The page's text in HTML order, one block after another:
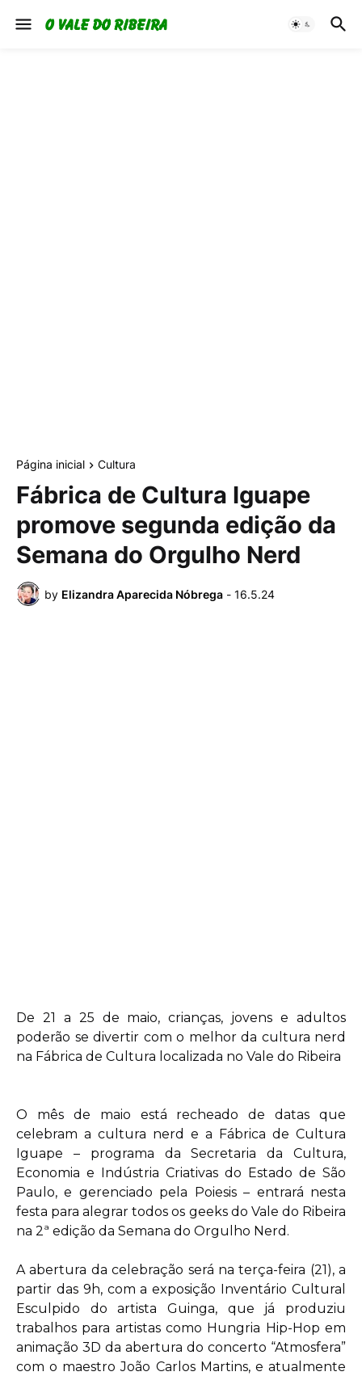
Página inicial Cultura
Fábrica de Cultura Iguape
promove segunda edição da
Semana do Orgulho Nerd
by Elizandra Aparecida Nóbrega - 16.5.24
De 21 a 25 de maio, crianças, jovens e adultos
poderão se divertir com o melhor da cultura nerd
na Fábrica de Cultura localizada no Vale do Ribeira
O mês de maio está recheado de datas que
celebram a cultura nerd e a Fábrica de Cultura
Iguape – programa da Secretaria da Cultura,
Economia e Indústria Criativas do Estado de São
Paulo, e gerenciado pela Poiesis – entrará nesta
festa para alegrar todos os geeks do Vale do Ribeira
na 2ª edição da Semana do Orgulho Nerd.
A abertura da celebração será na terça-feira (21), a
partir das 9h, com a exposição Inventário Cultural
Esculpido do artista Guinga, que já produziu
trabalhos para artistas como Hungria Hip-Hop em
animação 3D da abertura do concerto “Atmosfera”
com o maestro João Carlos Martins, e atualmente